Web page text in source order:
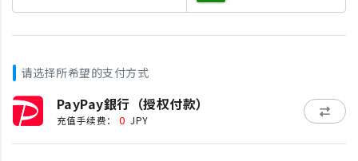
请选择所希望的支付方式
PayPay銀行（授权付款）
充值手续费： 0 JPY